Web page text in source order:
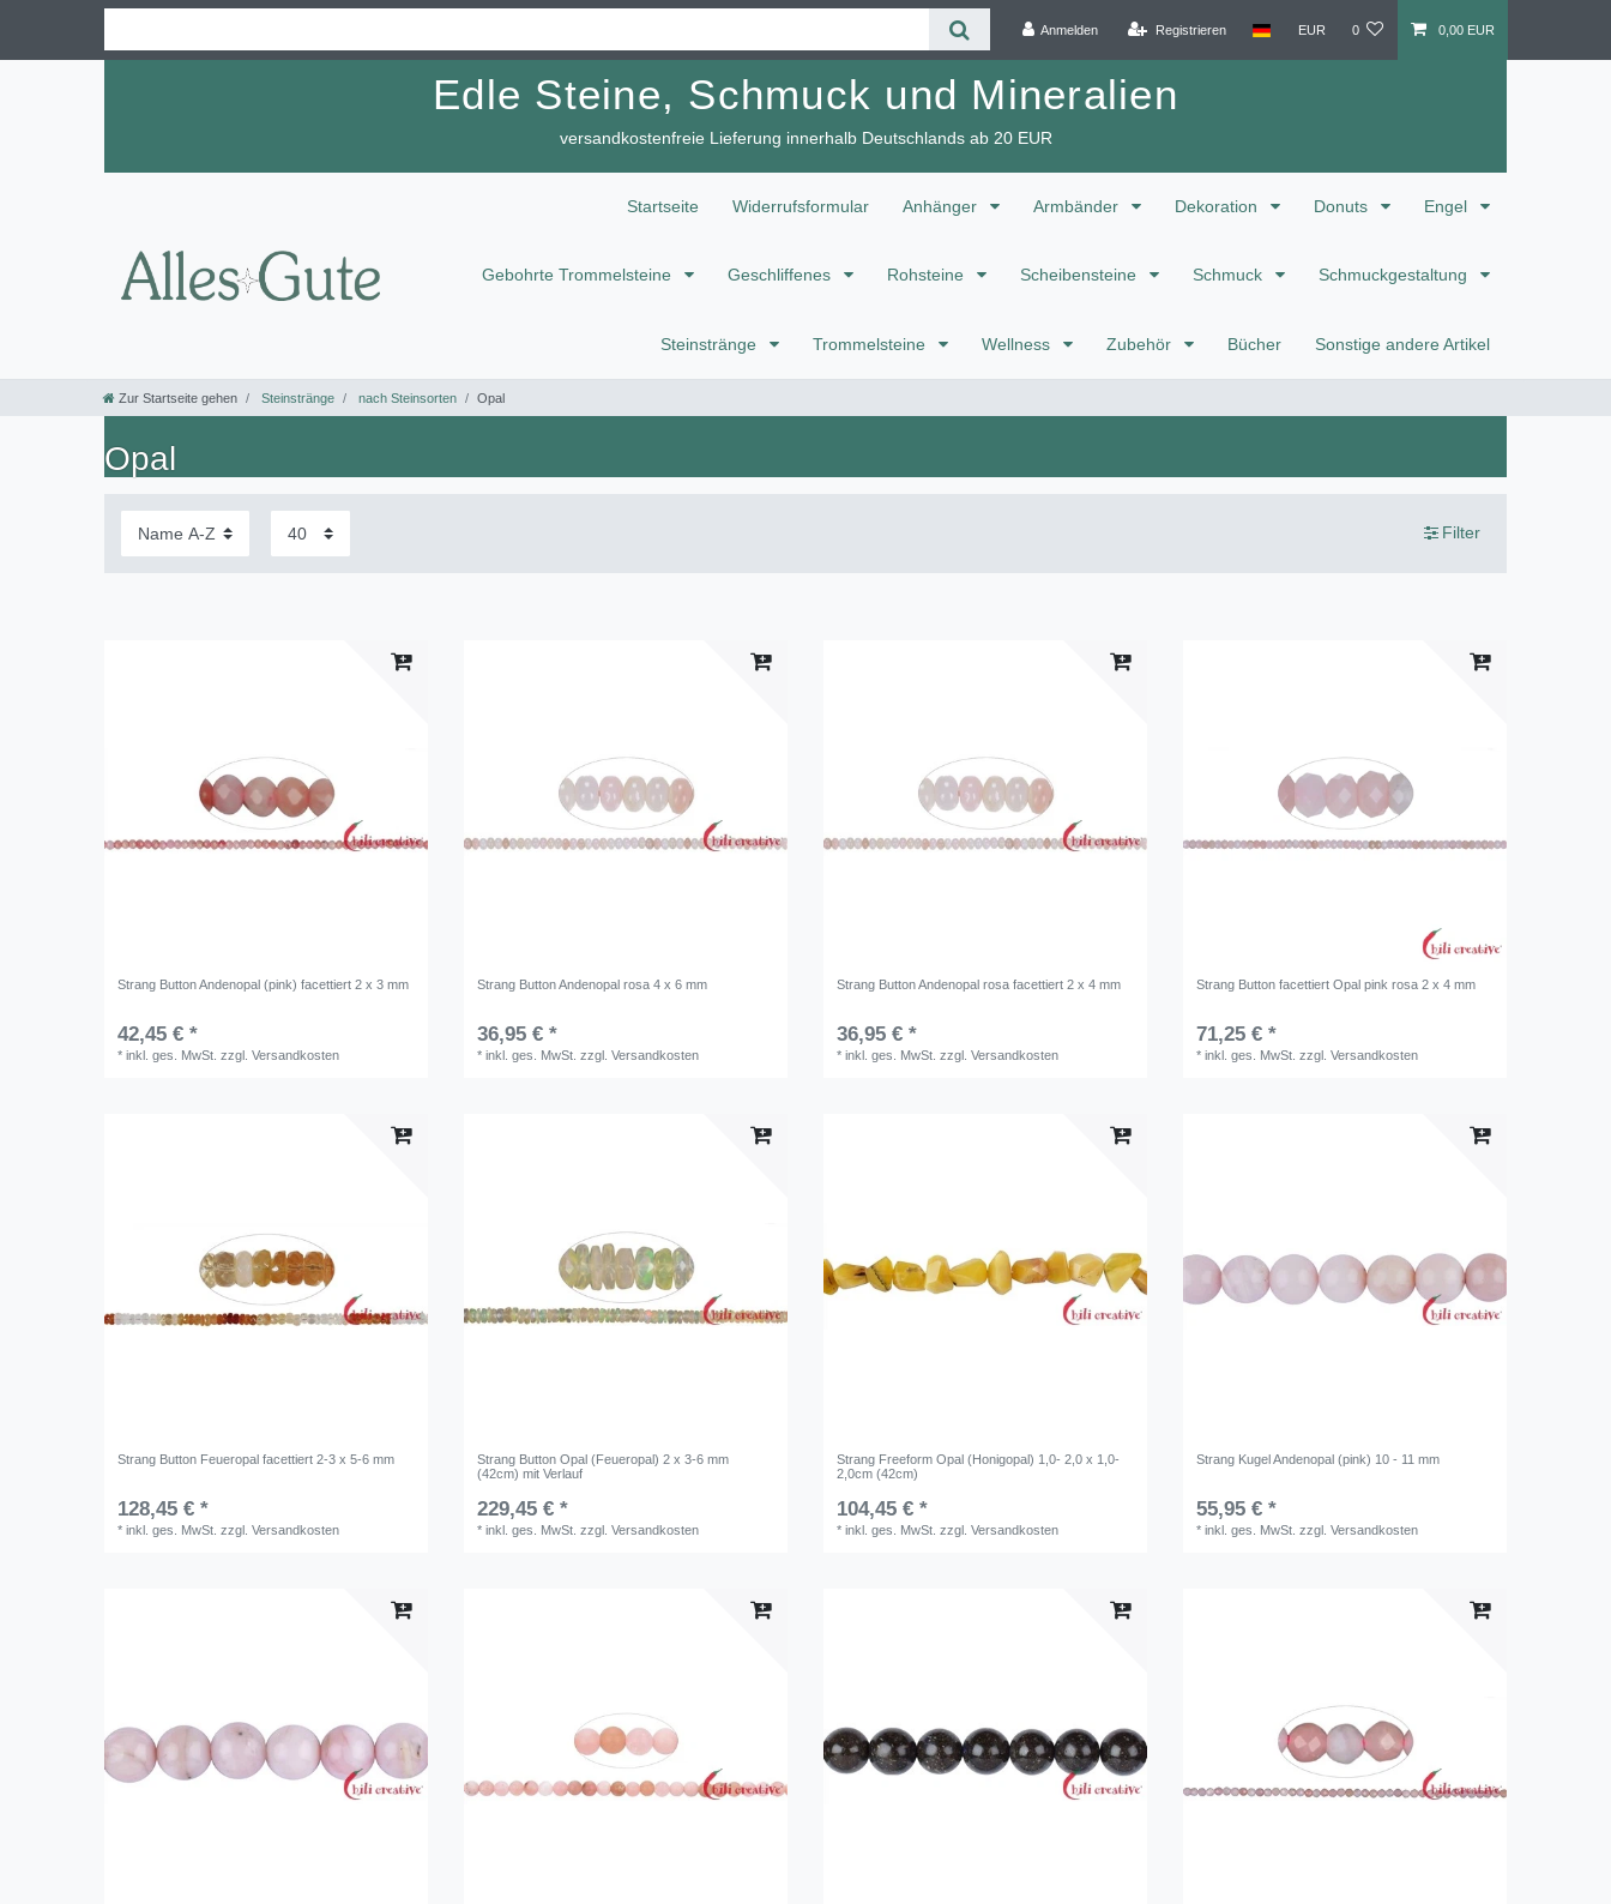
Anmelden Registrieren EUR 0 0,00 EUR
Edle Steine, Schmuck und Mineralien
versandkostenfreie Lieferung innerhalb Deutschlands ab 20 EUR
Startseite Widerrufsformular Anhänger Armbänder Dekoration Donuts Engel
Gebohrte Trommelsteine Geschliffenes Rohsteine Scheibensteine Schmuck Schmuckgestaltung
Steinstränge Trommelsteine Wellness Zubehör Bücher Sonstige andere Artikel
Zur Startseite gehen Steinstränge nach Steinsorten Opal
Opal
Filter
Strang Button Andenopal (pink) facettiert 2 x 3 mm
42,45 € *
*inkl. ges. MwSt. zzgl.Versandkosten
Strang Button Andenopal rosa 4 x 6 mm
36,95 € *
*inkl. ges. MwSt. zzgl.Versandkosten
Strang Button Andenopal rosa facettiert 2 x 4 mm
36,95 € *
*inkl. ges. MwSt. zzgl.Versandkosten
Strang Button facettiert Opal pink rosa 2 x 4 mm
71,25 € *
*inkl. ges. MwSt. zzgl.Versandkosten
Strang Button Feueropal facettiert 2-3 x 5-6 mm
128,45 € *
*inkl. ges. MwSt. zzgl.Versandkosten
Strang Button Opal (Feueropal) 2 x 3-6 mm
(42cm) mit Verlauf
229,45 € *
*inkl. ges. MwSt. zzgl.Versandkosten
Strang Freeform Opal (Honigopal) 1,0- 2,0 x 1,0-
2,0cm (42cm)
104,45 € *
*inkl. ges. MwSt. zzgl.Versandkosten
Strang Kugel Andenopal (pink) 10 - 11 mm
55,95 € *
*inkl. ges. MwSt. zzgl.Versandkosten